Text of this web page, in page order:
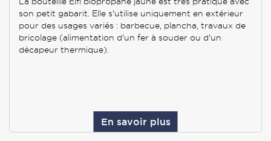
son petit gabarit. Elle s'utilise uniquement en extérieur
pour des usages variés : barbecue, plancha, travaux de
bricolage (alimentation d'un fer à souder ou d'un
décapeur thermique).
En savoir plus